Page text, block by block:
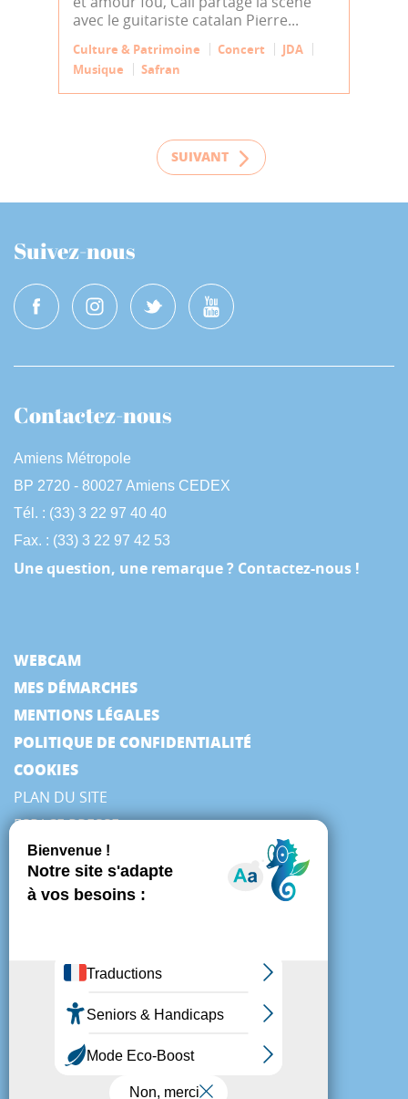
avec le guitariste catalan Pierre...
Culture & Patrimoine Concert
JDA
Musique
Safran
SUIVANT
Suivez-nous
Contactez-nous
Amiens Métropole
BP 2720 - 80027 Amiens CEDEX
Tél. : (33) 3 22 97 40 40
Fax. : (33) 3 22 97 42 53
Une question, une remarque ? Contactez-nous !
WEBCAM
MES DÉMARCHES
MENTIONS LÉGALES
POLITIQUE DE CONFIDENTIALITÉ
COOKIES
PLAN DU SITE
ESPACE PRESSE